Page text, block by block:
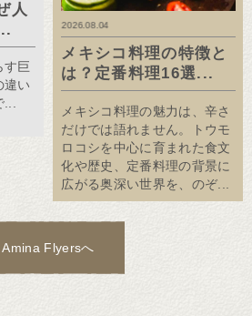
人
す巨
違い
...
メキシコ料理の特徴と
は？定番料理16選...
メキシコ料理の魅力は、辛さ
だけでは語れません。トウモ
ロコシを中心に育まれた食文
化や歴史、定番料理の背景に
広がる奥深い世界を、のぞ...
2026.08.04
Amina Flyersへ